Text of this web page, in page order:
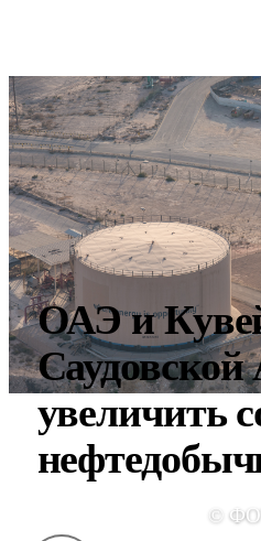
ОАЭ и
увеличить
©